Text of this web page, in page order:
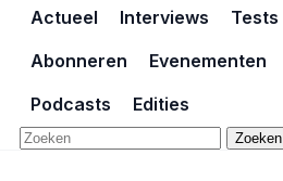
Actueel Interviews
Tests
Abonneren
Evenementen
Podcasts
Edities
Zoeken